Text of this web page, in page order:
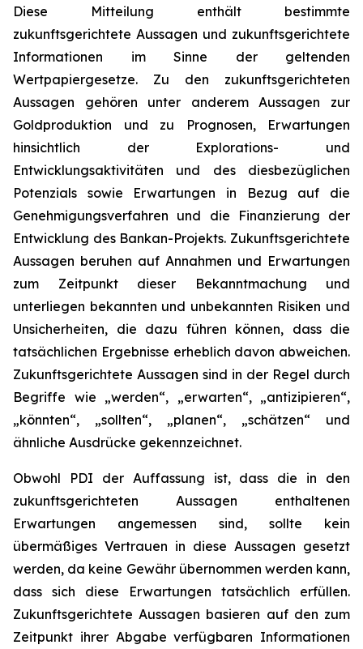
Diese Mitteilung enthält bestimmte
zukunftsgerichtete Aussagen und zukunftsgerichtete
Informationen im Sinne der geltenden
Wertpapiergesetze. Zu den zukunftsgerichteten
Aussagen gehören unter anderem Aussagen zur
Goldproduktion und zu Prognosen, Erwartungen
hinsichtlich der Explorations- und
Entwicklungsaktivitäten und des diesbezüglichen
Potenzials sowie Erwartungen in Bezug auf die
Genehmigungsverfahren und die Finanzierung der
Entwicklung des Bankan-Projekts. Zukunftsgerichtete
Aussagen beruhen auf Annahmen und Erwartungen
zum Zeitpunkt dieser Bekanntmachung und
unterliegen bekannten und unbekannten Risiken und
Unsicherheiten, die dazu führen können, dass die
tatsächlichen Ergebnisse erheblich davon abweichen.
Zukunftsgerichtete Aussagen sind in der Regel durch
Begriffe wie „werden“, „erwarten“, „antizipieren“,
„könnten“, „sollten“, „planen“, „schätzen“ und
ähnliche Ausdrücke gekennzeichnet.
Obwohl PDI der Auffassung ist, dass die in den
zukunftsgerichteten Aussagen enthaltenen
Erwartungen angemessen sind, sollte kein
übermäßiges Vertrauen in diese Aussagen gesetzt
werden, da keine Gewähr übernommen werden kann,
dass sich diese Erwartungen tatsächlich erfüllen.
Zukunftsgerichtete Aussagen basieren auf den zum
Zeitpunkt ihrer Abgabe verfügbaren Informationen